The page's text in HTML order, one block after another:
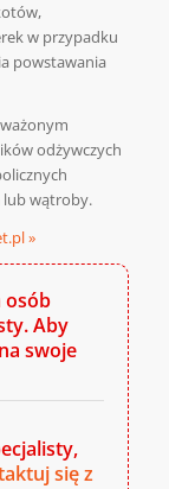
w przypadku
powstawania
odżywczych
lub wątroby.
»
osób
Aby
na swoje
się z